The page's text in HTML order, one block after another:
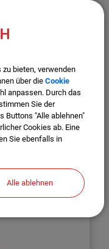
bieten, verwenden
über die Cookie
anpassen. Durch das
Sie der
Buttons "Alle ablehnen"
Cookies ab. Eine
Sie ebenfalls in
Alle ablehnen